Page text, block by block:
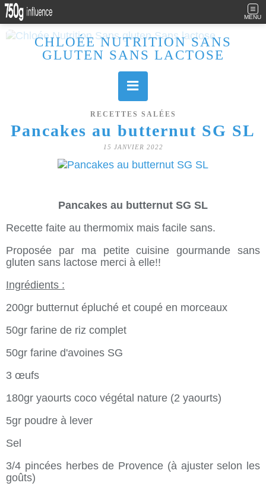
MENU
CHLOÉE NUTRITION SANS
GLUTEN SANS LACTOSE
RECETTES SALÉES
Pancakes au butternut SG SL
15 JANVIER 2022
Pancakes au butternut SG SL
Recette faite au thermomix mais facile sans.
Proposée par ma petite cuisine gourmande sans
gluten sans lactose merci à elle!!
Ingrédients :
200gr butternut épluché et coupé en morceaux
50gr farine de riz complet
50gr farine d'avoines SG
3 œufs
180gr yaourts coco végétal nature (2 yaourts)
5gr poudre à lever
Sel
3/4 pincées herbes de Provence (à ajuster selon les
goûts)